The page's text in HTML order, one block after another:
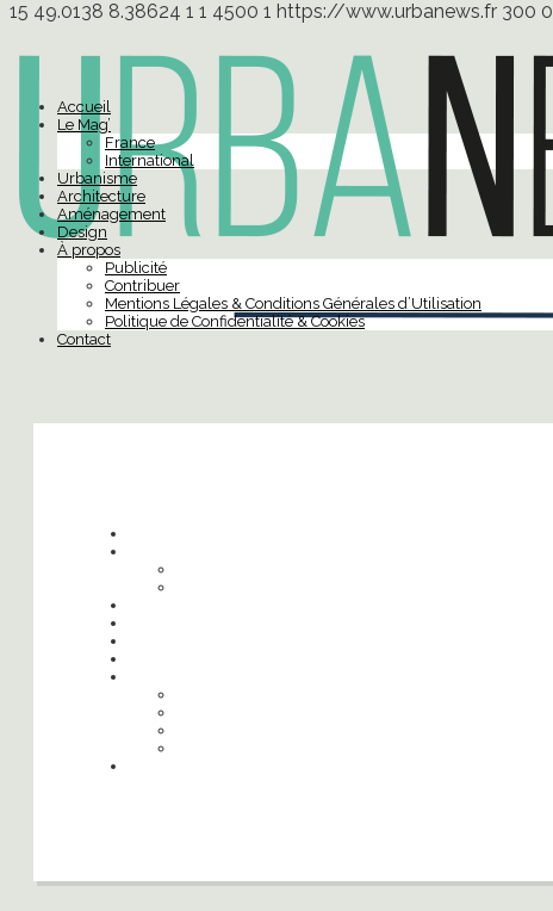
15 49.0138 8.38624 1 1 4500 1 https://www.urbanews.fr 300 0
Accueil
Le Mag’
France
International
Urbanisme
Architecture
Aménagement
Design
À propos
Publicité
Contribuer
Mentions Légales & Conditions Générales d’Utilisation
Politique de Confidentialité & Cookies
Contact